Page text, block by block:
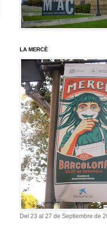
LA MERCÈ
Del 23 al 27 de Septiembre de